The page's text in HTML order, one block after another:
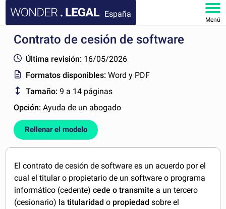
España
Menú
INICIO
DOCUMENTOS
FAQ
MI CUENTA
Contrato de cesión de software
Última revisión: 16/05/2026
Formatos disponibles:Word y PDF
Tamaño: 9 a 14 páginas
Opción:Ayuda de un abogado
Rellenar el modelo
El contrato de cesión de software es un acuerdo por el
cual el titular o propietario de un software o programa
informático (cedente)cede o transmite a un tercero
(cesionario) latitularidado propiedad sobre el